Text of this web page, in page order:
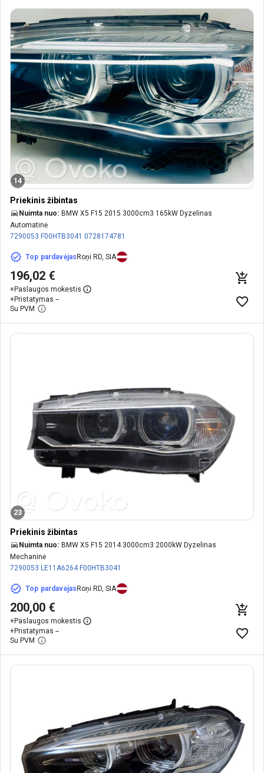
14
Priekinis žibintas
Nuimta nuo: BMW X5 F15 2015 3000cm3 165kW Dyzelinas
Automatinė
7290053 F00HTB3041 0728174781
Top pardavėjasRoņi RD, SIA
196,02 €
+Paslaugos mokestis
+Pristatymas --
Su PVM
23
Priekinis žibintas
Nuimta nuo: BMW X5 F15 2014 3000cm3 2000kW Dyzelinas
Mechaninė
7290053 LE11A6264 F00HTB3041
Top pardavėjasRoņi RD, SIA
200,00 €
+Paslaugos mokestis
+Pristatymas --
Su PVM